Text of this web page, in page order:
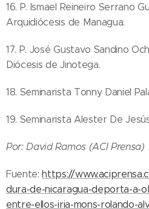
16. P. Ismael Reineiro Serrano
Arquidiócesis de Managua.
17. P. José Gustavo Sandino
Diócesis de Jinotega.
18. Seminarista Tonny Daniel
19. Seminarista Alester De
Por: David Ramos (ACI Prensa)
Fuente:https://
dura-de-nicaragua-deporta-a-
entre-ellos-iria-mons-rolando-
05.08.2026
suicidio
asistido
entra en